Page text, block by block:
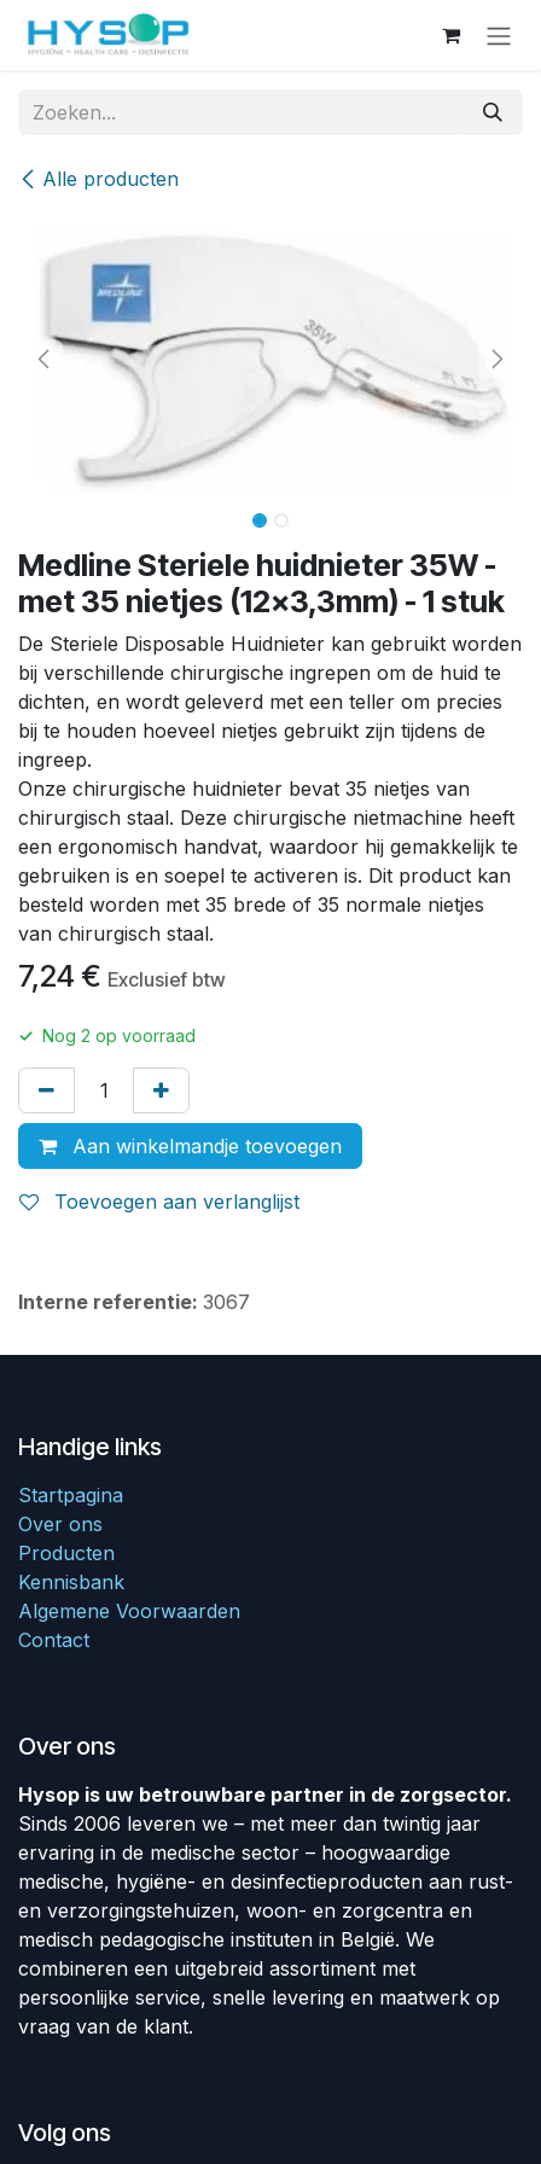
Overslaan naar inhoud
Alle producten
Medline Steriele huidnieter 35W -
met 35 nietjes (12x3,3mm) - 1 stuk
De Steriele Disposable Huidnieter kan gebruikt worden
bij verschillende chirurgische ingrepen om de huid te
dichten, en wordt geleverd met een teller om precies
bij te houden hoeveel nietjes gebruikt zijn tijdens de
ingreep.
Onze chirurgische huidnieter bevat 35 nietjes van
chirurgisch staal. Deze chirurgische nietmachine heeft
een ergonomisch handvat, waardoor hij gemakkelijk te
gebruiken is en soepel te activeren is. Dit product kan
besteld worden met 35 brede of 35 normale nietjes
van chirurgisch staal.
7,24 € Exclusief btw
✓ Nog 2 op voorraad
Aan winkelmandje toevoegen
Toevoegen aan verlanglijst
Interne referentie: 3067
Handige links
Startpagina
Over ons
Producten
Kennisbank
Algemene Voorwaarden
Contact
Over ons
Hysop is uw betrouwbare partner in de zorgsector.
Sinds 2006 leveren we – met meer dan twintig jaar
ervaring in de medische sector – hoogwaardige
medische, hygiëne- en desinfectieproducten aan rust-
en verzorgingstehuizen, woon- en zorgcentra en
medisch pedagogische instituten in België. We
combineren een uitgebreid assortiment met
persoonlijke service, snelle levering en maatwerk op
vraag van de klant.
Volg ons